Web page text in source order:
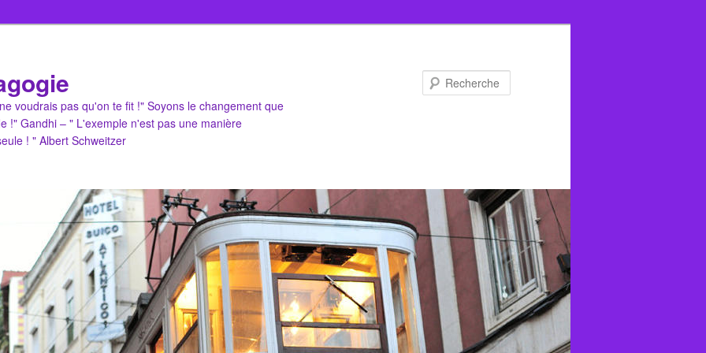
voudrais pas qu'on te fit !" Soyons le changement que
!" Gandhi – " L'exemple n'est pas une manière
! " Albert Schweitzer